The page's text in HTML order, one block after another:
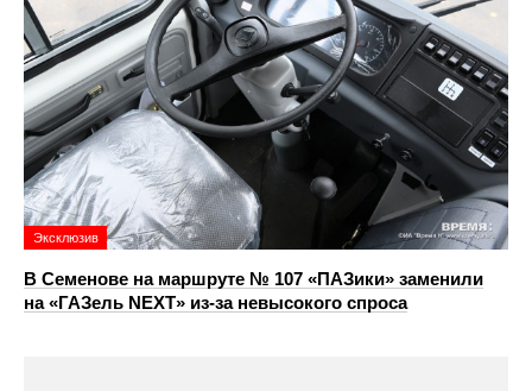
Эксклюзив
В Семенове на маршруте № 107 «ПАЗики» заменили
на «ГАЗель NEXT» из‑за невысокого спроса